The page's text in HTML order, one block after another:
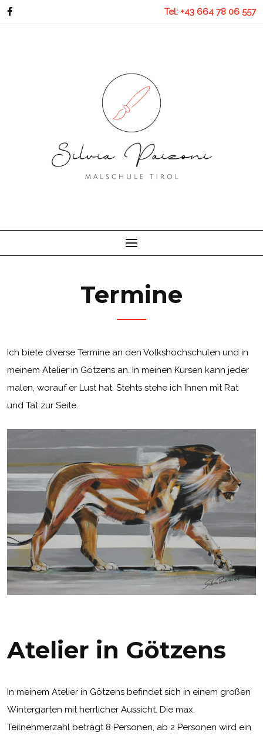
Skip
Tel: +43 664 78 06 557
Termine
Ich biete diverse Termine an den Volkshochschulen und in
meinem Atelier in Götzens an. In meinen Kursen kann jeder
malen, worauf er Lust hat. Stehts stehe ich Ihnen mit Rat
und Tat zur Seite.
Atelier in Götzens
In meinem Atelier in Götzens befindet sich in einem großen
Wintergarten mit herrlicher Aussicht. Die max.
Teilnehmerzahl beträgt 8 Personen, ab 2 Personen wird ein